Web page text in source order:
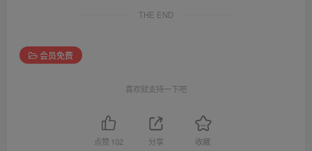
THE END
会员免费
喜欢就支持一下吧
点赞 102 分享 收藏